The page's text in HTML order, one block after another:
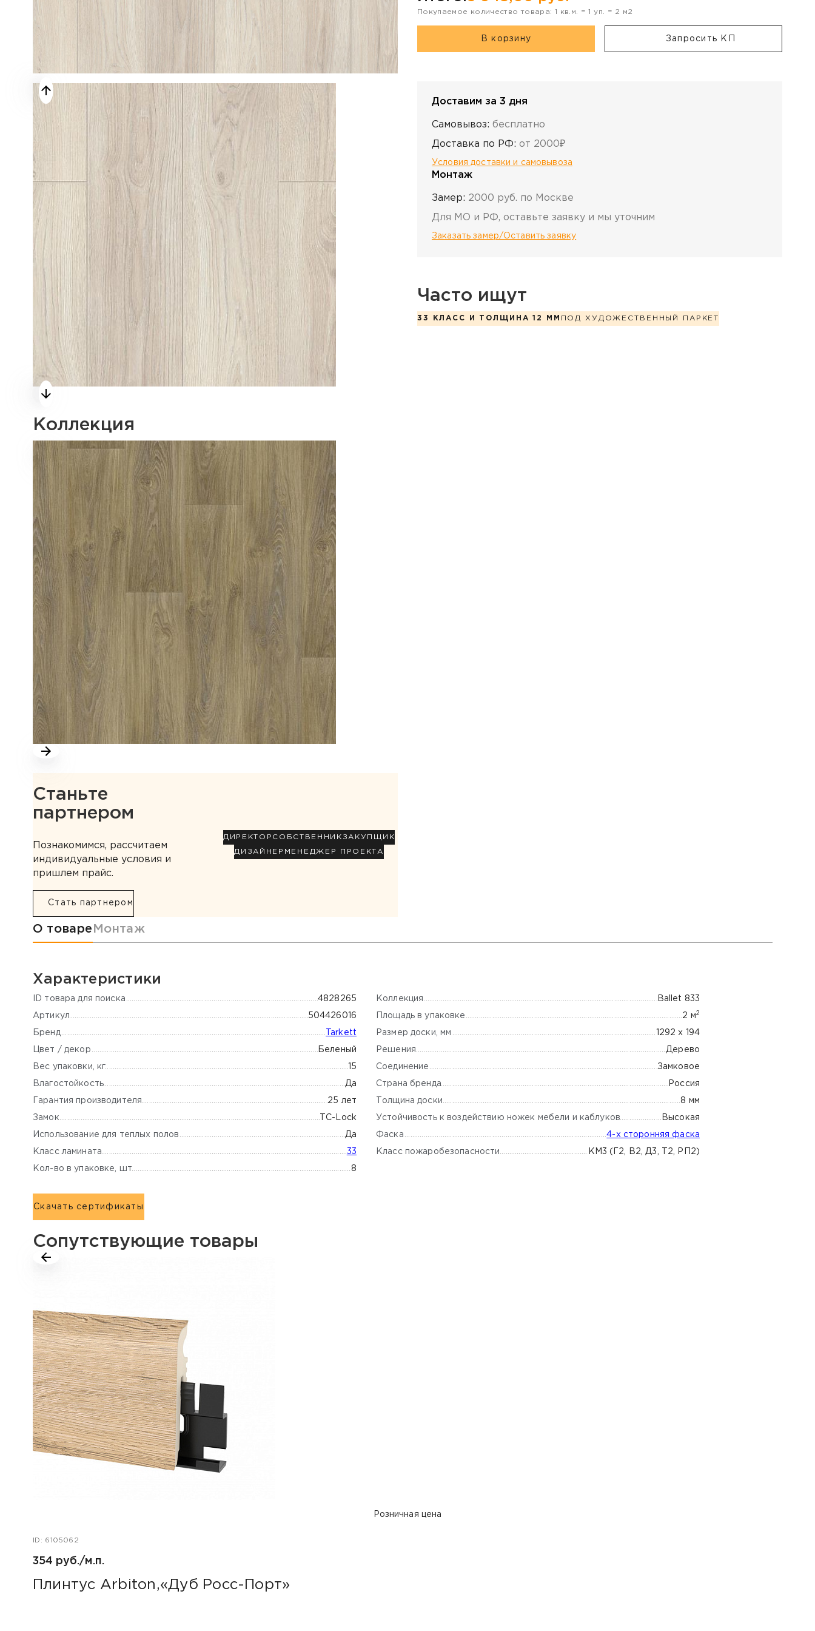
Коллекция
Станьте
партнером
Познакомимся, рассчитаем
индивидуальные условия и
пришлем прайс.
Стать партнером
ДИРЕКТОР СОБСТВЕННИК ЗАКУПЩИК
ДИЗАЙНЕР МЕНЕДЖЕР ПРОЕКТА
Покупаемое количество товара: 1 кв.м. =1 уп. = 2 м2
В корзину Запросить КП
Доставим за 3 дня
Самовывоз: бесплатно
Доставка по РФ: от 2000₽
Условия доставки и самовывоза
Монтаж
Замер: 2000 руб. по Москве
Для МО и РФ, оставьте заявку и мы уточним
Заказать замер/Оставить заявку
Часто ищут
33 КЛАСС И ТОЛЩИНА 12 ММ ПОД ХУДОЖЕСТВЕННЫЙ ПАРКЕТ
Информация о товаре
О товаре Монтаж
Характеристики
ID товара для поиска 4828265
Артикул 504426016
Бренд Tarkett
Цвет / декор Беленый
Вес упаковки, кг 15
Влагостойкость Да
Гарантия производителя 25 лет
Замок TС-Lock
Использование для теплых полов Да
Класс ламината 33
Кол-во в упаковке, шт 8
Коллекция Ballet 833
Площадь в упаковке 2 м 2
Размер доски, мм 1292 x 194
Решения Дерево
Соединение Замковое
Страна бренда Россия
Толщина доски 8 мм
Устойчивость к воздействию ножек мебели и каблуков Высокая
Фаска 4-х сторонняя фаска
Класс пожаробезопасности КМ3 (Г2, В2, Д3, Т2, РП2)
Скачать сертификаты
Сопутствующие товары
Розничная цена
ID: 6105062
354 руб./м.п.
Плинтус Arbiton,«Дуб Росс-Порт»